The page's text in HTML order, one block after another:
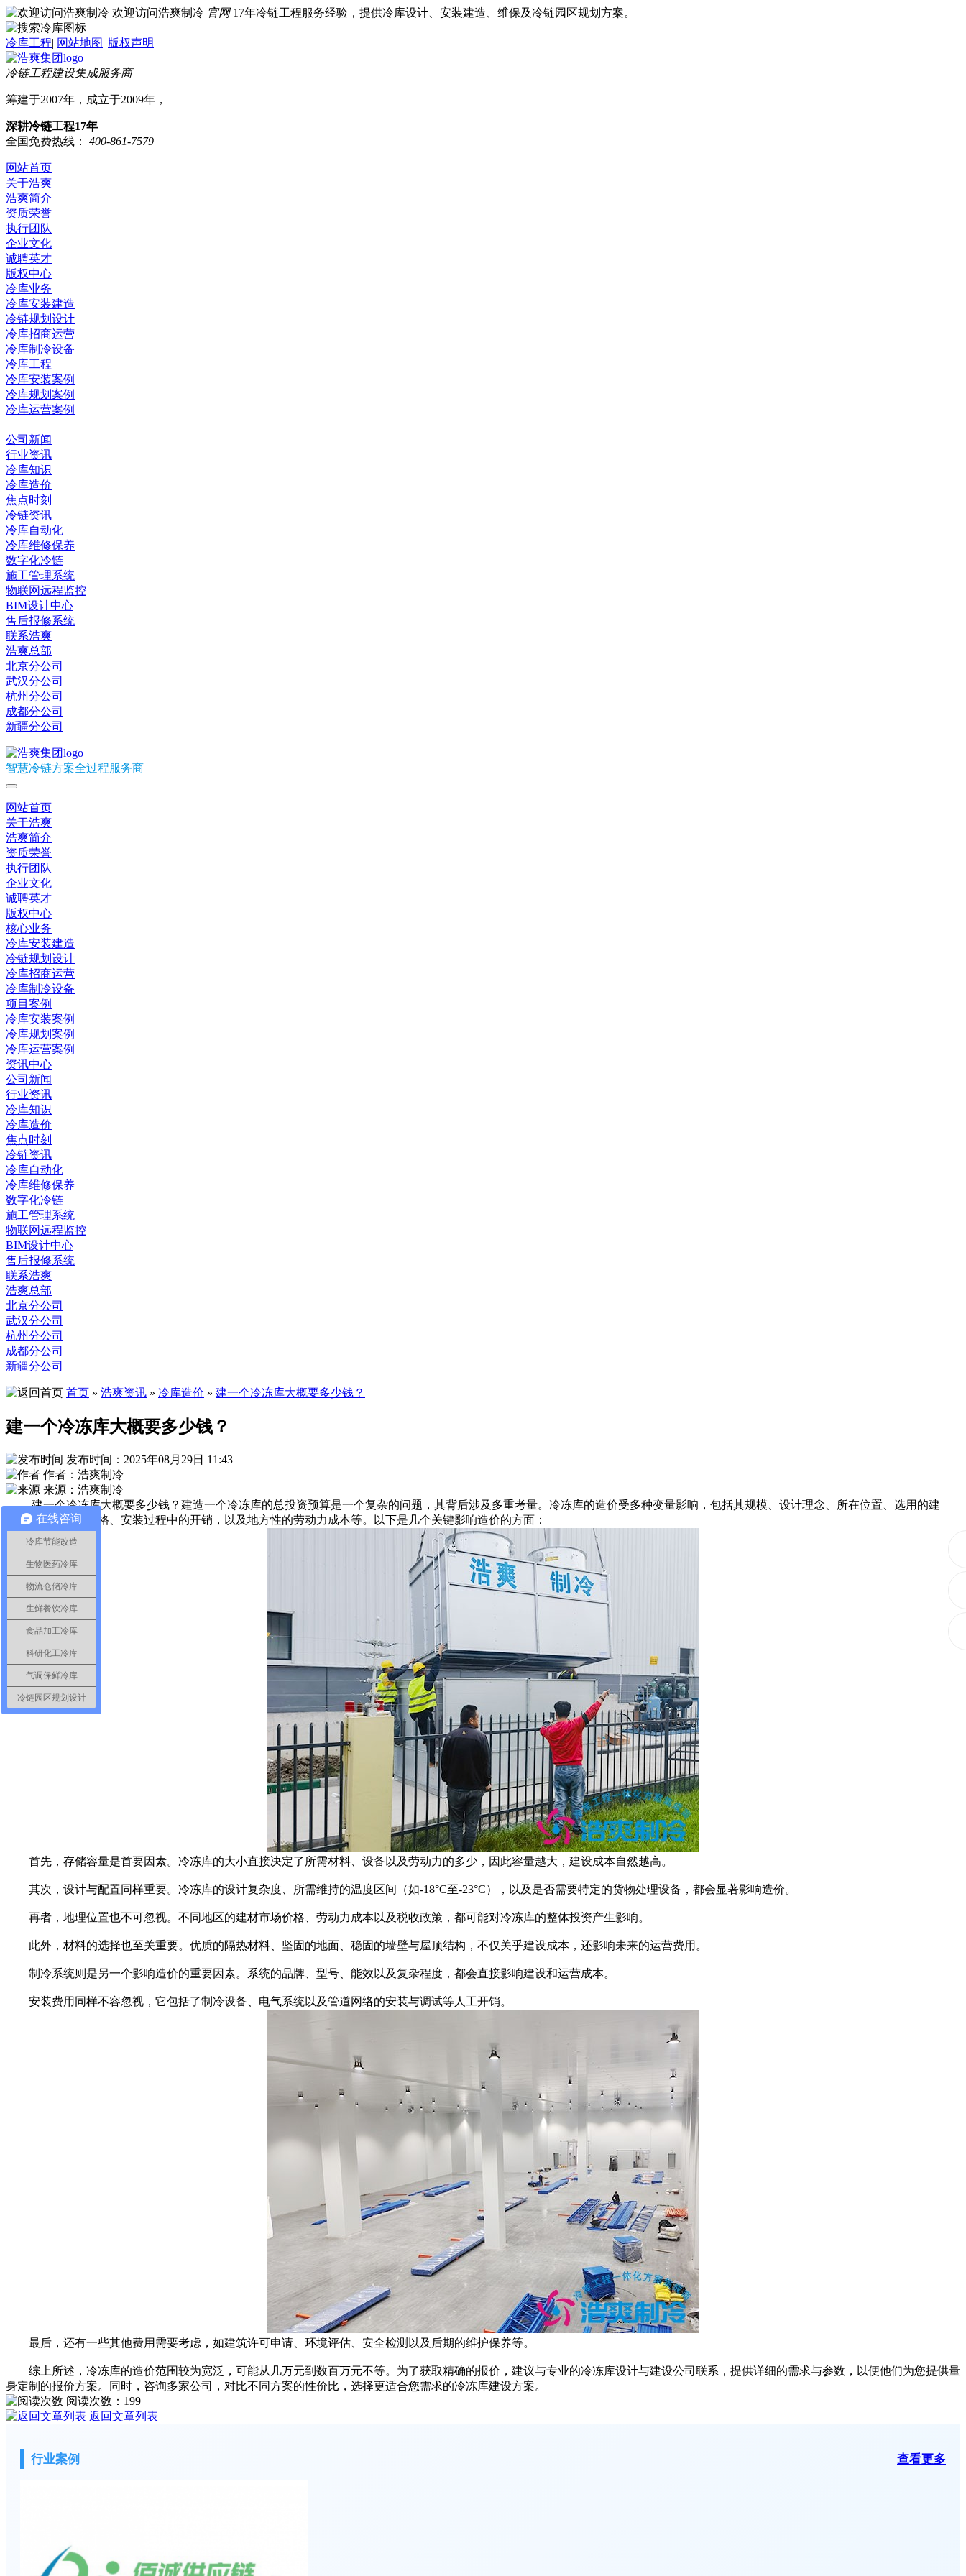
欢迎访问浩爽制冷 官网 17年冷链工程服务经验，提供冷库设计、安装建造、维保及冷链园区规划方案。
冷库工程| 网站地图| 版权声明
冷链工程建设集成服务商
筹建于2007年，成立于2009年，
深耕冷链工程17年
全国免费热线：
400-861-7579
网站首页
关于浩爽
浩爽简介
资质荣誉
执行团队
企业文化
诚聘英才
版权中心
冷库业务
冷库安装建造
冷链规划设计
冷库招商运营
冷库制冷设备
冷库工程
冷库安装案例
冷库规划案例
冷库运营案例
公司新闻
行业资讯
冷库知识
冷库造价
焦点时刻
冷链资讯
冷库自动化
冷库维修保养
数字化冷链
施工管理系统
物联网远程监控
BIM设计中心
售后报修系统
联系浩爽
浩爽总部
北京分公司
武汉分公司
杭州分公司
成都分公司
新疆分公司
智慧冷链方案全过程服务商
网站首页
关于浩爽
浩爽简介
资质荣誉
执行团队
企业文化
诚聘英才
版权中心
核心业务
冷库安装建造
冷链规划设计
冷库招商运营
冷库制冷设备
项目案例
冷库安装案例
冷库规划案例
冷库运营案例
资讯中心
公司新闻
行业资讯
冷库知识
冷库造价
焦点时刻
冷链资讯
冷库自动化
冷库维修保养
数字化冷链
施工管理系统
物联网远程监控
BIM设计中心
售后报修系统
联系浩爽
浩爽总部
北京分公司
武汉分公司
杭州分公司
成都分公司
新疆分公司
首页 » 浩爽资讯 » 冷库造价 » 建一个冷冻库大概要多少钱？
建一个冷冻库大概要多少钱？
发布时间：2025年08月29日 11:43
作者：浩爽制冷
来源：浩爽制冷
建一个冷冻库大概要多少钱？建造一个冷冻库的总投资预算是一个复杂的问题，其背后涉及多重考量。冷冻库的造价受多种变量影响，包括其规模、设计理念、所在位置、选用的建
材、制冷系统的规格、安装过程中的开销，以及地方性的劳动力成本等。以下是几个关键影响造价的方面：
首先，存储容量是首要因素。冷冻库的大小直接决定了所需材料、设备以及劳动力的多少，因此容量越大，建设成本自然越高。
其次，设计与配置同样重要。冷冻库的设计复杂度、所需维持的温度区间（如-18°C至-23°C），以及是否需要特定的货物处理设备，都会显著影响造价。
再者，地理位置也不可忽视。不同地区的建材市场价格、劳动力成本以及税收政策，都可能对冷冻库的整体投资产生影响。
此外，材料的选择也至关重要。优质的隔热材料、坚固的地面、稳固的墙壁与屋顶结构，不仅关乎建设成本，还影响未来的运营费用。
制冷系统则是另一个影响造价的重要因素。系统的品牌、型号、能效以及复杂程度，都会直接影响建设和运营成本。
安装费用同样不容忽视，它包括了制冷设备、电气系统以及管道网络的安装与调试等人工开销。
最后，还有一些其他费用需要考虑，如建筑许可申请、环境评估、安全检测以及后期的维护保养等。
综上所述，冷冻库的造价范围较为宽泛，可能从几万元到数百万元不等。为了获取精确的报价，建议与专业的冷冻库设计与建设公司联系，提供详细的需求与参数，以便他们为您提供量
身定制的报价方案。同时，咨询多家公司，对比不同方案的性价比，选择更适合您需求的冷冻库建设方案。
阅读次数： 199
返回文章列表
行业案例 查看更多
在线咨询
冷库节能改造
生物医药冷库
物流仓储冷库
生鲜餐饮冷库
食品加工冷库
科研化工冷库
气调保鲜冷库
冷链园区规划设计